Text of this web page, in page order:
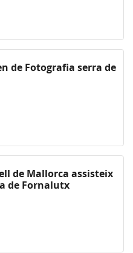
de Fotografia serra de
de Mallorca assisteix
de Fornalutx